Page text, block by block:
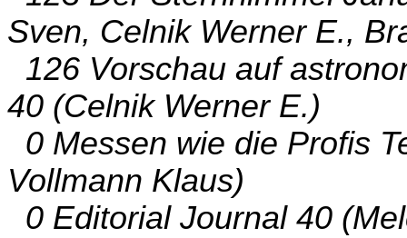
Sven, Celnik Werner E.,
126 Vorschau auf
40 (Celnik Werner E.)
0 Messen wie die Profis
Vollmann Klaus)
0 Editorial Journal 40